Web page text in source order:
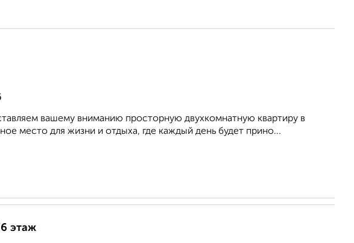
вашему вниманию просторную двухкомнатную квартиру в
место для жизни и отдыха, где каждый день будет прино...
этаж